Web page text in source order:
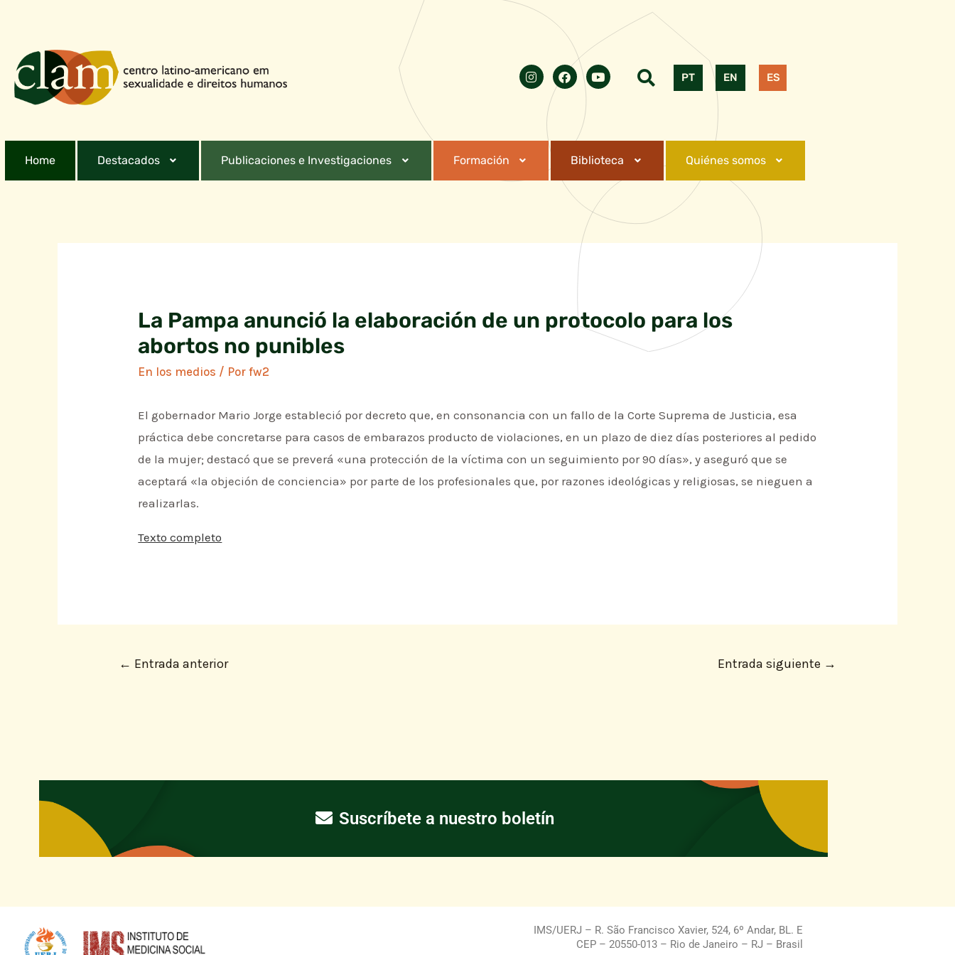
PT EN ES
Home Destacados Publicaciones e Investigaciones Formación Biblioteca Quiénes somos
La Pampa anunció la elaboración de un protocolo para los
abortos no punibles
En los medios / Porfw2
El gobernador Mario Jorge estableció por decreto que, en consonancia con un fallo de la Corte Suprema de Justicia, esa
práctica debe concretarse para casos de embarazos producto de violaciones, en un plazo de diez días posteriores al pedido
de la mujer; destacó que se preverá «una protección de la víctima con un seguimiento por 90 días», y aseguró que se
aceptará «la objeción de conciencia» por parte de los profesionales que, por razones ideológicas y religiosas, se nieguen a
realizarlas.
Texto completo
← Entrada anterior Entrada siguiente →
Suscríbete a nuestro boletín
IMS/UERJ – R. São Francisco Xavier, 524, 6º Andar, BL. E
CEP – 20550-013 – Rio de Janeiro – RJ – Brasil